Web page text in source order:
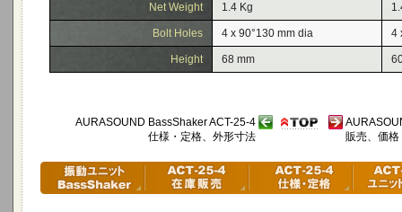
Net Weight 1.4 Kg
Bolt Holes 4 x 90°130 mm dia 4
Height 68 mm
AURASOUND BassShaker ACT-25-4
仕様・定格、外形寸法
販売、価格